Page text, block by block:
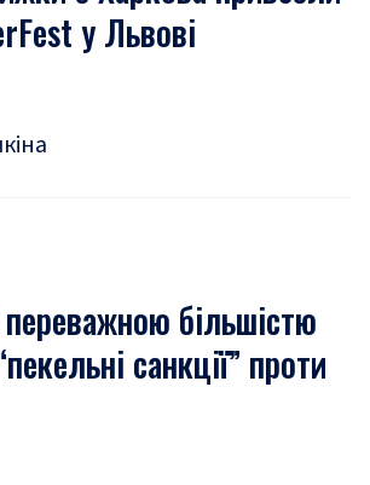
у Львові
більшістю
санкції” проти